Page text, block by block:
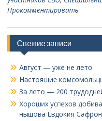
Прокомментировать
Свежие записи
Август — уже не лето
Настоящие
За лето — 200
Хороших успехов
нышова Евдокия